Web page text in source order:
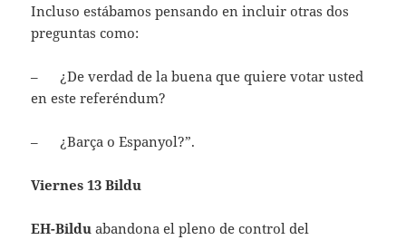
Incluso estábamos pensando en incluir otras dos
preguntas como:
– ¿De verdad de la buena que quiere votar usted
en este referéndum?
– ¿Barça o Espanyol?”.
Viernes 13 Bildu
EH-Bildu abandona el pleno de control del